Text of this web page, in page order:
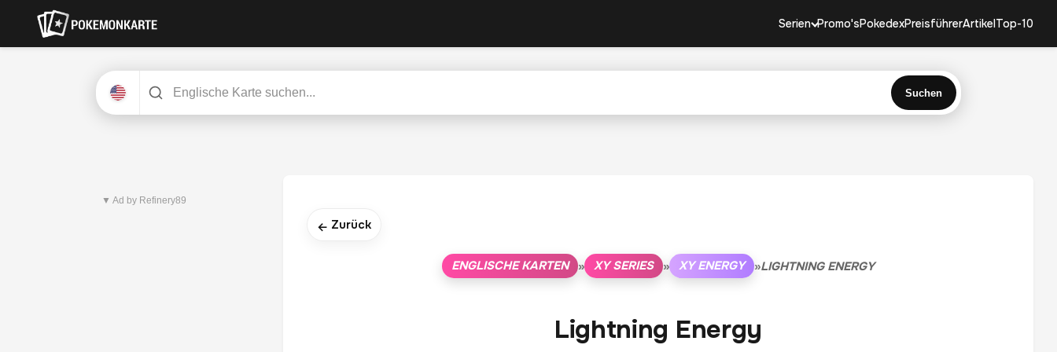
Serien Promo'sPokedexPreisführerArtikelTop-10
Suchen
▼ Ad by Refinery89
← Zurück
ENGLISCHE KARTEN » XY SERIES » XY ENERGY »LIGHTNING ENERGY
Lightning Energy